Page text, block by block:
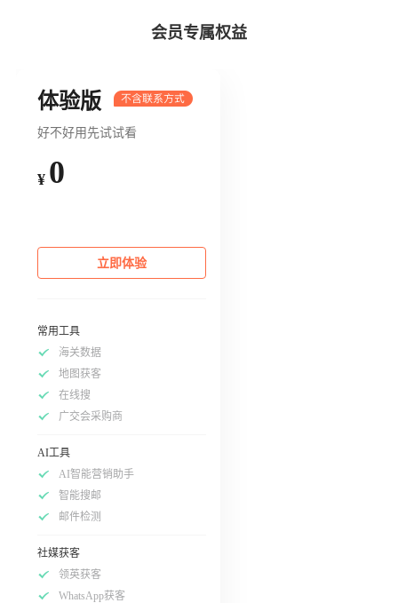
会员专属权益
体验版
好不好用先试试看
¥ 0
立即体验
常用工具
海关数据
地图获客
在线搜
广交会采购商
AI工具
AI智能营销助手
智能搜邮
邮件检测
社媒获客
领英获客
WhatsApp获客